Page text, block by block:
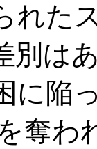
れた
別は
に陥
奪わ